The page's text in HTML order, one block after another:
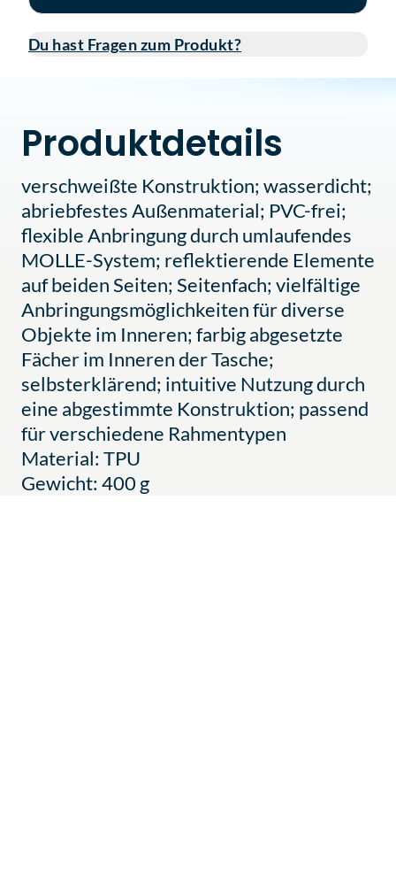
Du hast Fragen zum Produkt?
Produktdetails
verschweißte Konstruktion; wasserdicht;
abriebfestes Außenmaterial; PVC-frei;
flexible Anbringung durch umlaufendes
MOLLE-System; reflektierende Elemente
auf beiden Seiten; Seitenfach; vielfältige
Anbringungsmöglichkeiten für diverse
Objekte im Inneren; farbig abgesetzte
Fächer im Inneren der Tasche;
selbsterklärend; intuitive Nutzung durch
eine abgestimmte Konstruktion; passend
für verschiedene Rahmentypen
Material: TPU
Gewicht: 400 g